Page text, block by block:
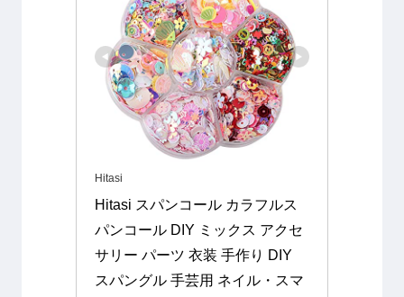
Hitasi
Hitasi スパンコール カラフルス
パンコール DIY ミックス アクセ
サリー パーツ 衣装 手作り DIY
スパングル 手芸用 ネイル・スマ